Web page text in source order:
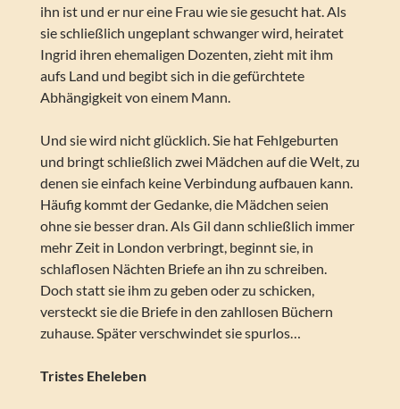
ihn ist und er nur eine Frau wie sie gesucht hat. Als
sie schließlich ungeplant schwanger wird, heiratet
Ingrid ihren ehemaligen Dozenten, zieht mit ihm
aufs Land und begibt sich in die gefürchtete
Abhängigkeit von einem Mann.
Und sie wird nicht glücklich. Sie hat Fehlgeburten
und bringt schließlich zwei Mädchen auf die Welt, zu
denen sie einfach keine Verbindung aufbauen kann.
Häufig kommt der Gedanke, die Mädchen seien
ohne sie besser dran. Als Gil dann schließlich immer
mehr Zeit in London verbringt, beginnt sie, in
schlaflosen Nächten Briefe an ihn zu schreiben.
Doch statt sie ihm zu geben oder zu schicken,
versteckt sie die Briefe in den zahllosen Büchern
zuhause. Später verschwindet sie spurlos…
Tristes Eheleben